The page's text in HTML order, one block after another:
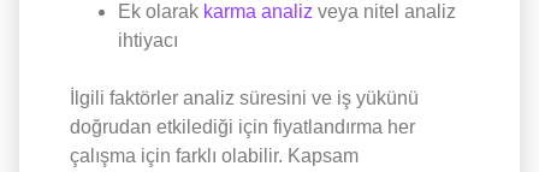
Ek olarak karma analiz veya nitel analiz
ihtiyacı
İlgili faktörler analiz süresini ve iş yükünü
doğrudan etkilediği için fiyatlandırma her
çalışma için farklı olabilir. Kapsam